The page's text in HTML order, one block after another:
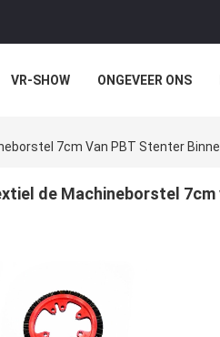
VR-SHOW ONGEVEER ONS
7cm Van PBT Stenter
de Machineborstel